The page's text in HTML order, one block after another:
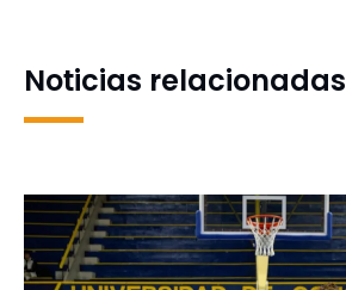
Noticias relacionadas